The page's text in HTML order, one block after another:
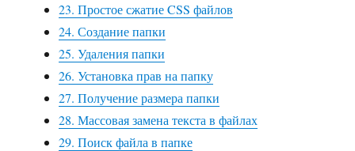
23. Простое сжатие CSS файлов
24. Создание папки
25. Удаления папки
26. Установка прав на папку
27. Получение размера папки
28. Массовая замена текста в файлах
29. Поиск файла в папке